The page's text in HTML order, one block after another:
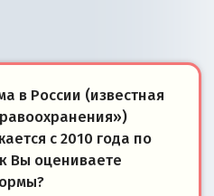
в России (известная
с 2010 года по
Вы оцениваете